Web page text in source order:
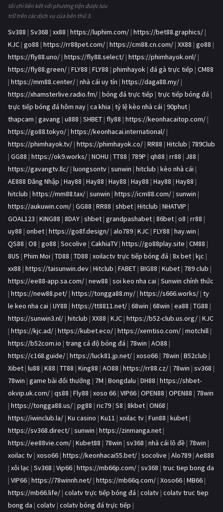
tôi chỉ liên kết với phương tiện được lưu
trữ trên các dịch vụ của bên thứ 3.
Sv388 | Sv368 | xx88 | https://luphim.com/ | https://bet88.graphics/ |
KJC | go88 | https://rr88pet.com/ | https://cm88.cn.com/ | XX88 | go88 |
https://fly88.uno/ | https://fly88.select/ | https://phimhayok.onl/ |
https://fly88.green/ | FLY88 | FLY88 | phimhayok | đá gà trực tiếp | CM88
| https://mm88.center/ | nhà cái uy tín | https://daga88.my/ |
https://xhamsterlive.radio.fm/ | bóng đá trực tiếp | trực tiếp bóng đá |
trực tiếp bóng đá hôm nay | ca khia | tỷ lệ kèo nhà cái | 90phut |
thapcam | gavang | u888 | SHBET | fly88 | https://keonhacaitop.com/ |
https://go88.tokyo/ | https://keonhacai.international/ |
https://phimhayok.tv/ | https://phimhayok.co/ | RR88 | Hitclub | 789Club
| GG88 | https://ok9.works/ | NOHU | TT88 | 789P | qh88 | rr88 | J88 |
https://gavangtv.llc/ | luongsontv | sunwin | hitclub | kèo nhà cái |
AE888 Đăng Nhập | Hay88 | Hay88 | Hay88 | Hay88 | Hay88 | Hay88 |
hitclub | https://mm88.tax/ | sunwin | https://icm88.com/ | sunwin |
https://aukuwin.com/ | GG88 | RR88 | shbet | Hitclub | NHATVIP |
GOAL123 | KING88 | 8DAY | shbet | grandpashabet | 86bet | o8 | rr88 |
uy88 | onbet | https://go8f.design/ | alo789 | KJC | FLY88 | hay.win |
QS88 | O8 | go88 | Socolive | CakhiaTV | https://go88play.site | CM88 |
8US | Phim Moi | TD88 | TD88 | xoilactv trực tiếp bóng đá | 8x bet | kjc |
xx88 | https://taisunwin.dev | Hitclub | FABET | BIG88 | Kubet | 789 club |
https://ee88-app.sa.com/ | new88 | soi keo nha cai | Sunwin chính thức
| https://new88.pet/ | https://tongga88.my/ | https://s666.works/ | ty
le keo nha cai | UY88 | https://tt8811.net/ | 68win | 68win | ea88 | TG88 |
https://sunwin3.nl/ | hitclub | XX88 | KJC | https://b52-club.us.org/ | KJC
| https://kjc.ad/ | https://kubet.eco/ | https://xemtiso.com/ | motchill |
https://b52com.io | trang cá độ bóng đá | 78win | AO88 |
https://c168.guide/ | https://luck81.jp.net/ | xoso66 | 78win | B52club |
Xibet | lu88 | K88 | TT88 | King88 | AO88 | https://rr88.cz/ | 78win | sv368 |
78win | game bài đổi thưởng | 7M | Bongdalu | DH88 | https://shbet-
okvip.uk.com/ | qs88 | Fly88 | xoso 66 | VIP66 | OPEN88 | OPEN88 | 78win
| https://tongga88.us/ | pg88 | ric79 | S8 | 8kbet | ON68 |
https://iwinclub.la/ | Ku casino | Ku11 | xoilac tv | Fun88 | kubet |
https://sv368.direct/ | sunwin | https://zinmanga.net |
https://ee88vie.com/ | Kubet88 | 78win | sv368 | nhà cái lô đề | 78win |
xoilac tv | xoso66 | https://keonhacai55.bet/ | socolive | Alo789 | Ae888
| xôi lạc | Sv368 | Vip66 | https://mb66p.com/ | sv368 | truc tiep bong da
| VIP66 | https://78winnh.net/ | https://mb66q.com/ | Xoso66 | MB66 |
https://mb66.life/ | colatv trực tiếp bóng đá | colatv | colatv truc tiep
bong da | colatv | colatv bóng đá trực tiếp |